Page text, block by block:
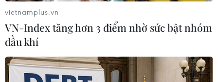
vietnamplus.vn
VN-Index tăng hơn 3 điểm nhờ sức bật nhóm
dầu khí